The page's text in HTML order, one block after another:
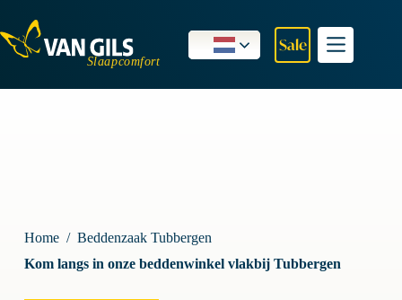
de
inhoud
Sale
Home / Beddenzaak Tubbergen
Kom langs in onze beddenwinkel vlakbij Tubbergen